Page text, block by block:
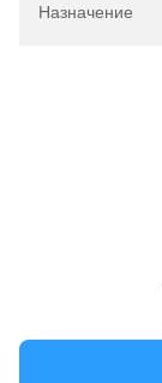
Назначение